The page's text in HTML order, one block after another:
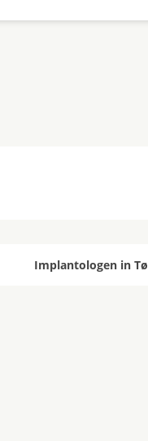
Implantologen in